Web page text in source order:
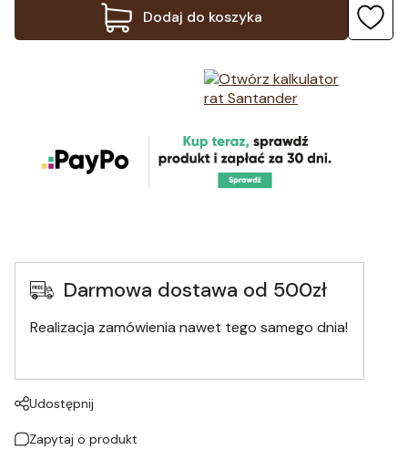
Dodaj do koszyka
Darmowa dostawa od 500zł
Realizacja zamówienia nawet tego samego dnia!
Udostępnij
Zapytaj o produkt